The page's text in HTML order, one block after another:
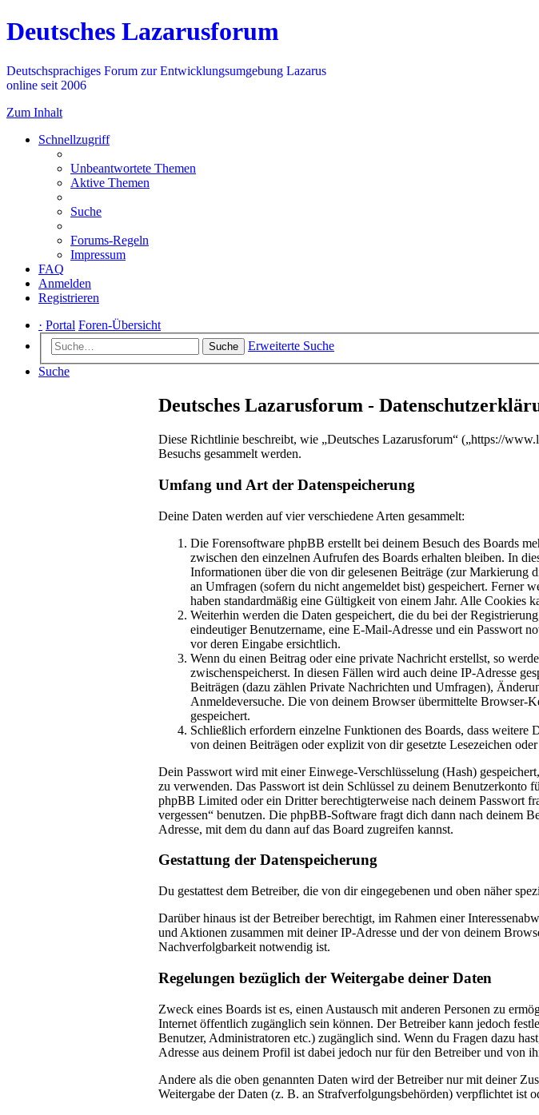
Deutsches Lazarusforum
Deutschsprachiges Forum zur Entwicklungsumgebung Lazarus
online seit 2006
Zum Inhalt
Schnellzugriff
Unbeantwortete Themen
Aktive Themen
Suche
Forums-Regeln
Impressum
FAQ
Anmelden
Registrieren
· Portal Foren-Übersicht
Suche
Erweiterte Suche
Suche
Deutsches Lazarusforum -
Diese Richtlinie beschreibt, wie „Deutsches Lazarusforum“ („https://
Besuchs gesammelt werden.
Umfang und Art der Datenspeicherung
Deine Daten werden auf vier verschiedene Arten gesammelt:
Die Forensoftware phpBB erstellt bei deinem Besuch des Boards
zwischen den einzelnen Aufrufen des Boards erhalten bleiben. In
Informationen über die von dir gelesenen Beiträge (zur Markierung
an Umfragen (sofern du nicht angemeldet bist) gespeichert. Ferner
haben standardmäßig eine Gültigkeit von einem Jahr. Alle Cookies
Weiterhin werden die Daten gespeichert, die du bei der
eindeutiger Benutzername, eine E-Mail-Adresse und ein Passwort
vor deren Eingabe ersichtlich.
Wenn du einen Beitrag oder eine private Nachricht erstellst, so
zwischenspeicherst. In diesen Fällen wird auch deine IP-Adresse
Beiträgen (dazu zählen Private Nachrichten und Umfragen),
Anmeldeversuche. Die von deinem Browser übermittelte Browser-
gespeichert.
Schließlich erfordern einzelne Funktionen des Boards, dass weitere
von deinen Beiträgen oder explizit von dir gesetzte Lesezeichen
Dein Passwort wird mit einer Einwege-Verschlüsselung (Hash)
zu verwenden. Das Passwort ist dein Schlüssel zu deinem Benutzerkonto
phpBB Limited oder ein Dritter berechtigterweise nach deinem Passwort
vergessen“ benutzen. Die phpBB-Software fragt dich dann nach deinem
Adresse, mit dem du dann auf das Board zugreifen kannst.
Gestattung der Datenspeicherung
Du gestattest dem Betreiber, die von dir eingegebenen und oben näher
Darüber hinaus ist der Betreiber berechtigt, im Rahmen einer
und Aktionen zusammen mit deiner IP-Adresse und der von deinem
Nachverfolgbarkeit notwendig ist.
Regelungen bezüglich der Weitergabe deiner Daten
Zweck eines Boards ist es, einen Austausch mit anderen Personen zu
Internet öffentlich zugänglich sein können. Der Betreiber kann jedoch
Benutzer, Administratoren etc.) zugänglich sind. Wenn du Fragen dazu
Adresse aus deinem Profil ist dabei jedoch nur für den Betreiber und von
Andere als die oben genannten Daten wird der Betreiber nur mit deiner
Weitergabe der Daten (z. B. an Strafverfolgungsbehörden) verpflichtet ist